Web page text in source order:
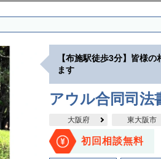
【布施駅徒歩3分】皆様
ます
アウル合同司法
大阪府 東大阪市
初回相談無料